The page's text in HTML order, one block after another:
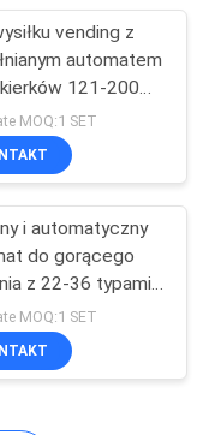
140
vending z
automatem
121-200
cala ekran
MOQ:1 SET
i automatyczny
do gorącego
z 22-36 typami i
porcjami
MOQ:1 SET